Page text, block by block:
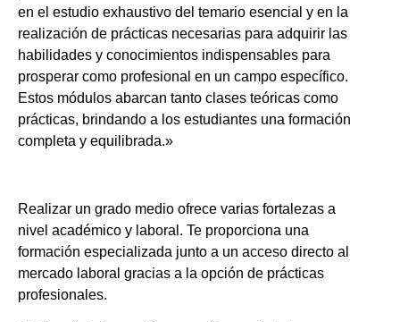
en el estudio exhaustivo del temario esencial y en la
realización de prácticas necesarias para adquirir las
habilidades y conocimientos indispensables para
prosperar como profesional en un campo específico.
Estos módulos abarcan tanto clases teóricas como
prácticas, brindando a los estudiantes una formación
completa y equilibrada.»
Realizar un grado medio ofrece varias fortalezas a
nivel académico y laboral. Te proporciona una
formación especializada junto a un acceso directo al
mercado laboral gracias a la opción de prácticas
profesionales.